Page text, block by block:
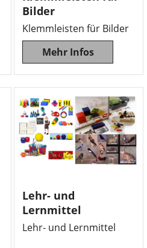
Bilder
Klemmleisten für Bilder
Mehr Infos
Lehr- und
Lernmittel
Lehr- und Lernmittel